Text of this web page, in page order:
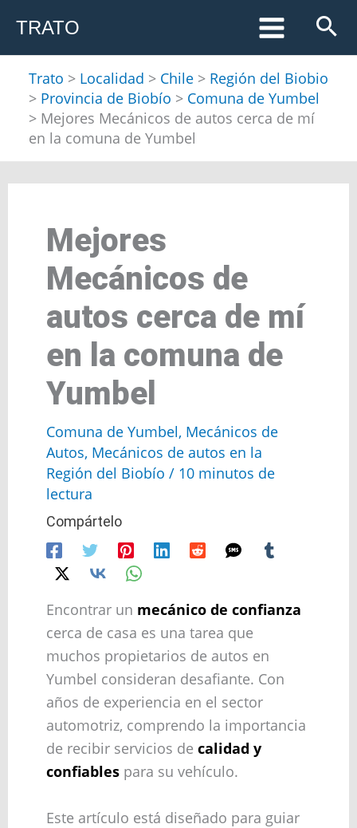
contenido
TRATO
Trato > Localidad > Chile > Región del Biobio
> Provincia de Biobío > Comuna de Yumbel
> Mejores Mecánicos de autos cerca de mí
en la comuna de Yumbel
Mejores
Mecánicos de
autos cerca de mí
en la comuna de
Yumbel
Comuna de Yumbel, Mecánicos de
Autos, Mecánicos de autos en la
Región del Biobío / 10 minutos de
lectura
Compártelo
Encontrar un mecánico de confianza
cerca de casa es una tarea que
muchos propietarios de autos en
Yumbel consideran desafiante. Con
años de experiencia en el sector
automotriz, comprendo la importancia
de recibir servicios de calidad y
confiablespara su vehículo.
Este artículo está diseñado para guiar